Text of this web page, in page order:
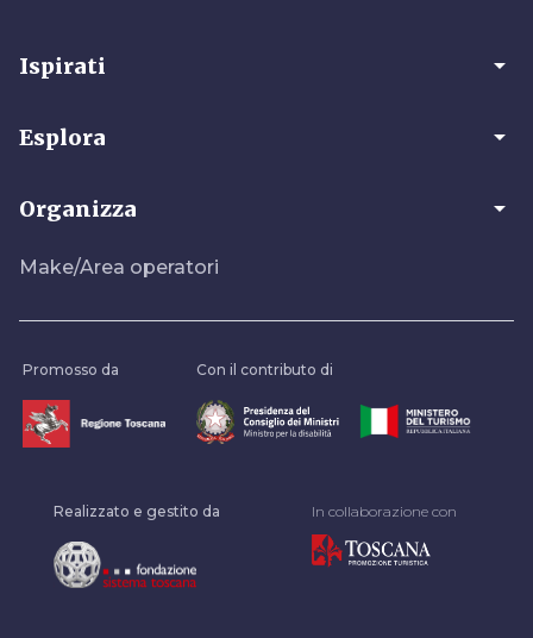
Ispirati arrow_drop_down
Esplora arrow_drop_down
Organizza arrow_drop_down
Make/Area operatori
Promosso da Con il contributo di
Realizzato e gestito da In collaborazione con